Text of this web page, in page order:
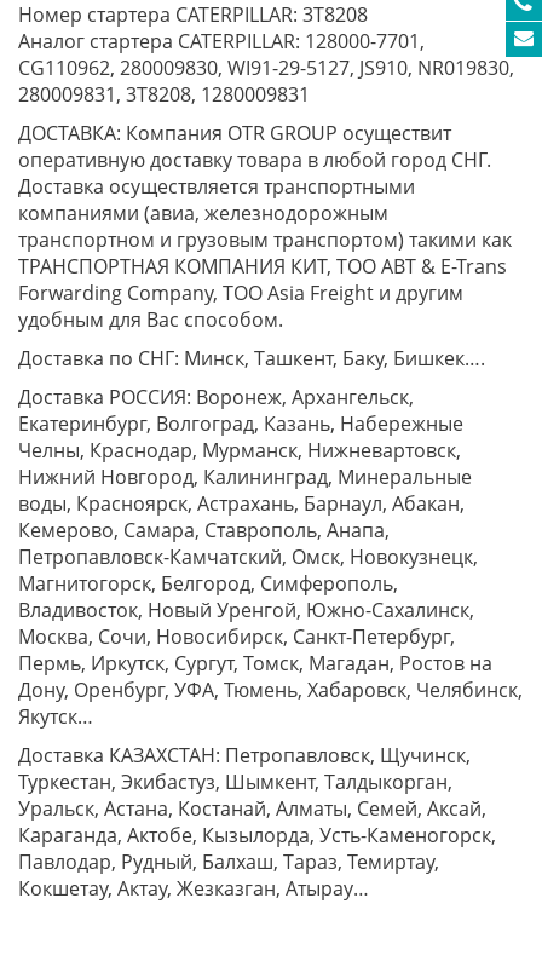
Номер стартера CATERPILLAR: 3T8208
Аналог стартера CATERPILLAR: 128000-7701,
CG110962, 280009830, WI91-29-5127, JS910, NR019830,
280009831, 3T8208, 1280009831
ДОСТАВКА: Компания OTR GROUP осуществит
оперативную доставку товара в любой город СНГ.
Доставка осуществляется транспортными
компаниями (авиа, железнодорожным
транспортном и грузовым транспортом) такими как
ТРАНСПОРТНАЯ КОМПАНИЯ КИТ, ТОО ABT & E-Trans
Forwarding Company, ТОО Asia Freight и другим
удобным для Вас способом.
Доставка по СНГ: Минск, Ташкент, Баку, Бишкек….
Доставка РОССИЯ: Воронеж, Архангельск,
Екатеринбург, Волгоград, Казань, Набережные
Челны, Краснодар, Мурманск, Нижневартовск,
Нижний Новгород, Калининград, Минеральные
воды, Красноярск, Астрахань, Барнаул, Абакан,
Кемерово, Самара, Ставрополь, Анапа,
Петропавловск-Камчатский, Омск, Новокузнецк,
Магнитогорск, Белгород, Симферополь,
Владивосток, Новый Уренгой, Южно-Сахалинск,
Москва, Сочи, Новосибирск, Санкт-Петербург,
Пермь, Иркутск, Сургут, Томск, Магадан, Ростов на
Дону, Оренбург, УФА, Тюмень, Хабаровск, Челябинск,
Якутск…
Доставка КАЗАХСТАН: Петропавловск, Щучинск,
Туркестан, Экибастуз, Шымкент, Талдыкорган,
Уральск, Астана, Костанай, Алматы, Семей, Аксай,
Караганда, Актобе, Кызылорда, Усть-Каменогорск,
Павлодар, Рудный, Балхаш, Тараз, Темиртау,
Кокшетау, Актау, Жезказган, Атырау…